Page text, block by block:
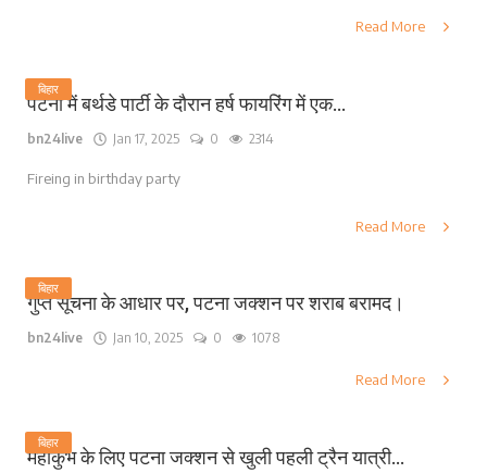
Read More
बिहार
पटना में बर्थडे पार्टी के दौरान हर्ष फायरिंग में एक...
bn24live Jan 17, 2025 0 2314
Fireing in birthday party
Read More
बिहार
गुप्त सूचना के आधार पर, पटना जक्शन पर शराब बरामद।
bn24live Jan 10, 2025 0 1078
Read More
बिहार
महाकुंभ के लिए पटना जक्शन से खुली पहली ट्रैन यात्री...